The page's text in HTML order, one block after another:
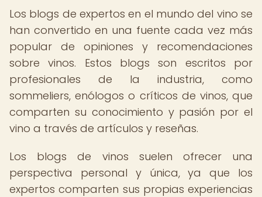
Los blogs de expertos en el mundo del vino se
han convertido en una fuente cada vez más
popular de opiniones y recomendaciones
sobre vinos. Estos blogs son escritos por
profesionales de la industria, como
sommeliers, enólogos o críticos de vinos, que
comparten su conocimiento y pasión por el
vino a través de artículos y reseñas.
Los blogs de vinos suelen ofrecer una
perspectiva personal y única, ya que los
expertos comparten sus propias experiencias